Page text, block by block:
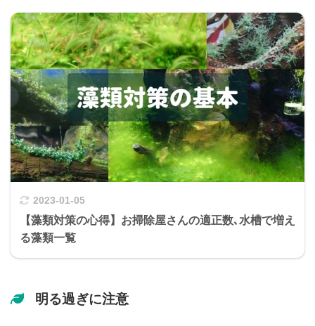
2023-01-05
【藻類対策の心得】お掃除屋さんの適正数､水槽で増え
る藻類一覧
明る過ぎに注意